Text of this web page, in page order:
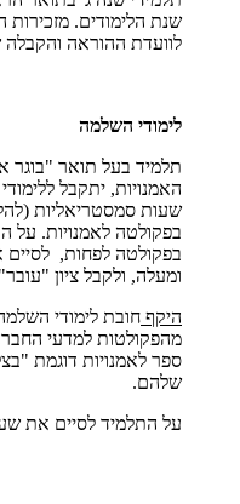
שנת הלימודים.
לוועדת ההוראה
לימודי השלמה
תלמיד בעל תואר "בוגר
שעות סמסטריאליות
בפקולטה לאמנויות. על
ומעלה, ולקבל ציון
היקף חובת לימודי
מהפקולטות למדעי
ספר לאמנויות דוגמת
שלהם.
על התלמיד לסיים את